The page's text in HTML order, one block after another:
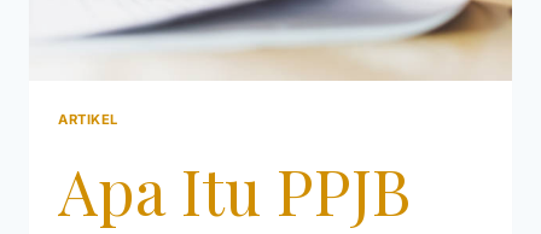
ARTIKEL
Apa Itu PPJB